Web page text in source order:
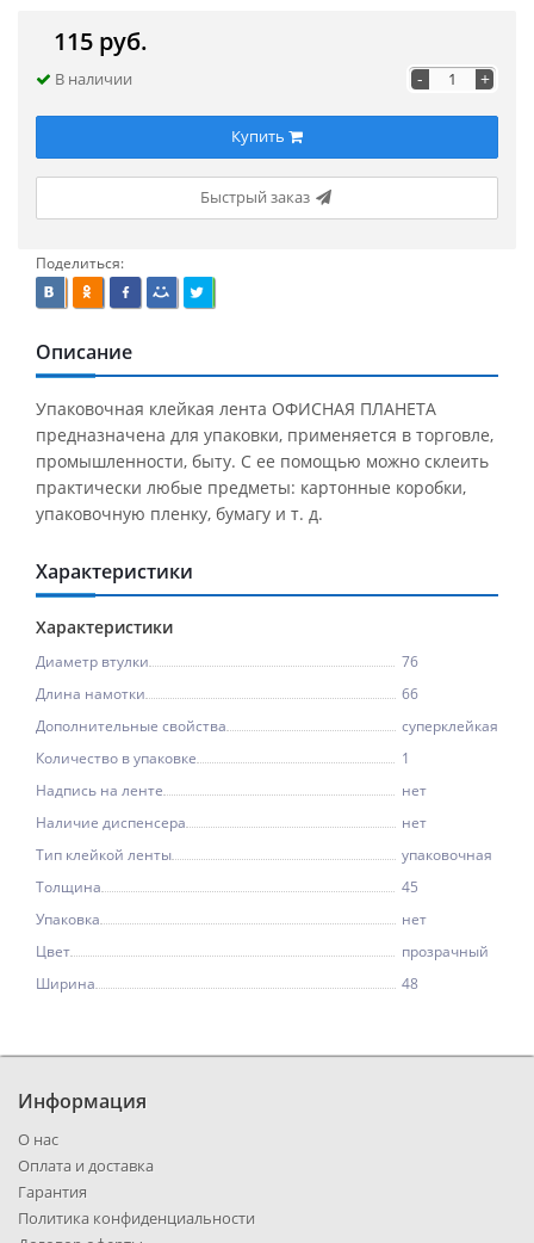
115 руб.
В наличии - +
Купить
Быстрый заказ
Поделиться:
Описание
Упаковочная клейкая лента ОФИСНАЯ ПЛАНЕТА
предназначена для упаковки, применяется в торговле,
промышленности, быту. С ее помощью можно склеить
практически любые предметы: картонные коробки,
упаковочную пленку, бумагу и т. д.
Характеристики
Характеристики
Диаметр втулки
76
Длина намотки
66
Дополнительные свойства
суперклейкая
Количество в упаковке
1
Надпись на ленте
нет
Наличие диспенсера
нет
Тип клейкой ленты
упаковочная
Толщина
45
Упаковка
нет
Цвет
прозрачный
Ширина
48
Информация
О нас
Оплата и доставка
Гарантия
Политика конфиденциальности